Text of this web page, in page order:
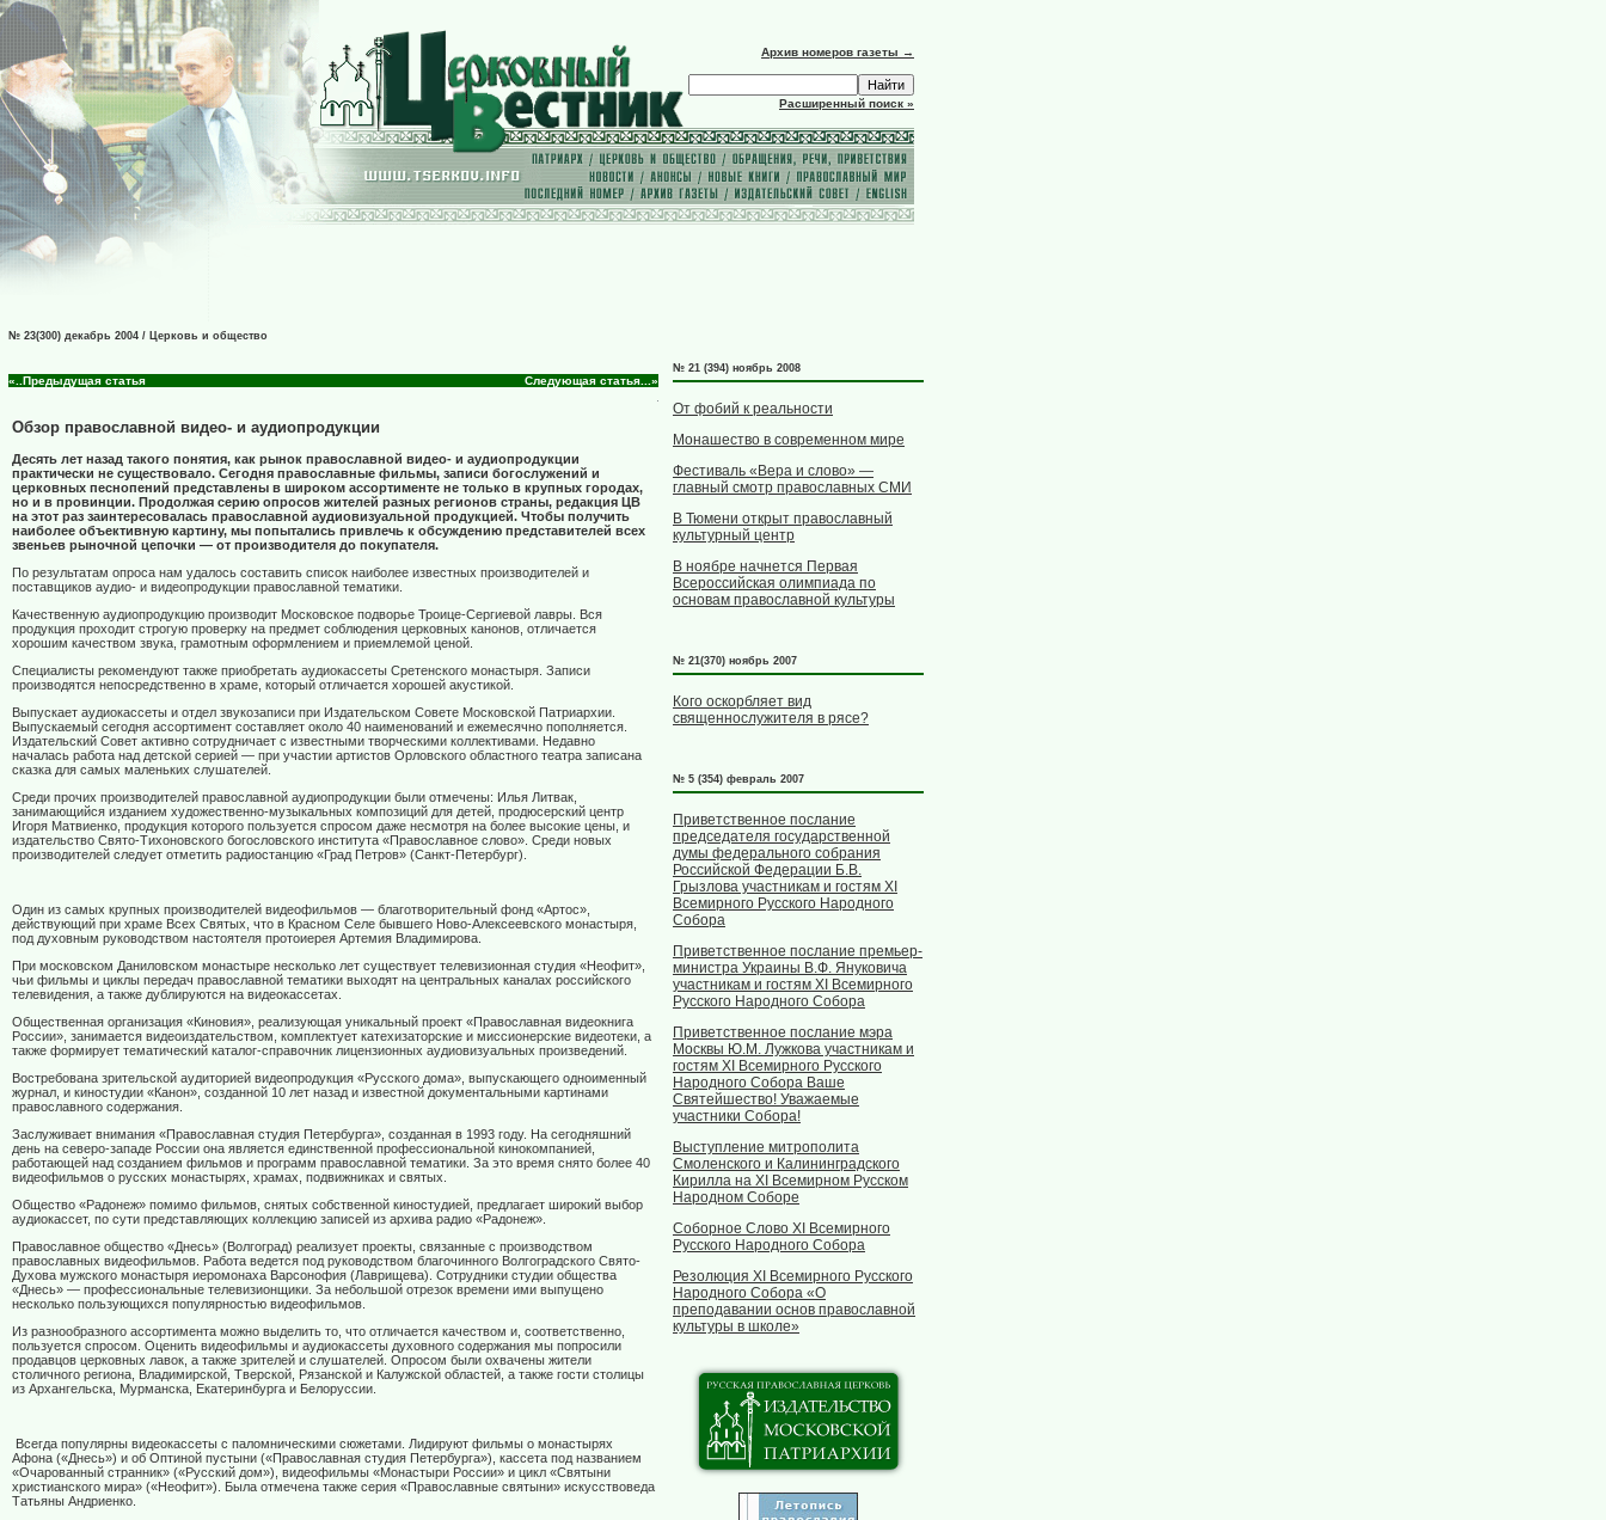
Архив номеров газеты →
Расширенный поиск »
№ 23(300) декабрь 2004 / Церковь и общество
«..Предыдущая статья Следующая статья...»
Обзор православной видео- и аудиопродукции
Десять лет назад такого понятия, как рынок православной видео- и аудиопродукции
практически не существовало. Сегодня православные фильмы, записи богослужений и
церковных песнопений представлены в широком ассортименте не только в крупных городах,
но и в провинции. Продолжая серию опросов жителей разных регионов страны, редакция ЦВ
на этот раз заинтересовалась православной аудиовизуальной продукцией. Чтобы получить
наиболее объективную картину, мы попытались привлечь к обсуждению представителей всех
звеньев рыночной цепочки — от производителя до покупателя.
По результатам опроса нам удалось составить список наиболее известных производителей и
поставщиков аудио- и видеопродукции православной тематики.
Качественную аудиопродукцию производит Московское подворье Троице-Сергиевой лавры. Вся
продукция проходит строгую проверку на предмет соблюдения церковных канонов, отличается
хорошим качеством звука, грамотным оформлением и приемлемой ценой.
Специалисты рекомендуют также приобретать аудиокассеты Сретенского монастыря. Записи
производятся непосредственно в храме, который отличается хорошей акустикой.
Выпускает аудиокассеты и отдел звукозаписи при Издательском Совете Московской Патриархии.
Выпускаемый сегодня ассортимент составляет около 40 наименований и ежемесячно пополняется.
Издательский Совет активно сотрудничает с известными творческими коллективами. Недавно
началась работа над детской серией — при участии артистов Орловского областного театра записана
сказка для самых маленьких слушателей.
Среди прочих производителей православной аудиопродукции были отмечены: Илья Литвак,
занимающийся изданием художественно-музыкальных композиций для детей, продюсерский центр
Игоря Матвиенко, продукция которого пользуется спросом даже несмотря на более высокие цены, и
издательство Свято-Тихоновского богословского института «Православное слово». Среди новых
производителей следует отметить радиостанцию «Град Петров» (Санкт-Петербург).
Один из самых крупных производителей видеофильмов — благотворительный фонд «Артос»,
действующий при храме Всех Святых, что в Красном Селе бывшего Ново-Алексеевского монастыря,
под духовным руководством настоятеля протоиерея Артемия Владимирова.
При московском Даниловском монастыре несколько лет существует телевизионная студия «Неофит»,
чьи фильмы и циклы передач православной тематики выходят на центральных каналах российского
телевидения, а также дублируются на видеокассетах.
Общественная организация «Киновия», реализующая уникальный проект «Православная видеокнига
России», занимается видеоиздательством, комплектует катехизаторские и миссионерские видеотеки, а
также формирует тематический каталог-справочник лицензионных аудиовизуальных произведений.
Востребована зрительской аудиторией видеопродукция «Русского дома», выпускающего одноименный
журнал, и киностудии «Канон», созданной 10 лет назад и известной документальными картинами
православного содержания.
Заслуживает внимания «Православная студия Петербурга», созданная в 1993 году. На сегодняшний
день на северо-западе России она является единственной профессиональной кинокомпанией,
работающей над созданием фильмов и программ православной тематики. За это время снято более 40
видеофильмов о русских монастырях, храмах, подвижниках и святых.
Общество «Радонеж» помимо фильмов, снятых собственной киностудией, предлагает широкий выбор
аудиокассет, по сути представляющих коллекцию записей из архива радио «Радонеж».
Православное общество «Днесь» (Волгоград) реализует проекты, связанные с производством
православных видеофильмов. Работа ведется под руководством благочинного Волгоградского Свято-
Духова мужского монастыря иеромонаха Варсонофия (Лаврищева). Сотрудники студии общества
«Днесь» — профессиональные телевизионщики. За небольшой отрезок времени ими выпущено
несколько пользующихся популярностью видеофильмов.
Из разнообразного ассортимента можно выделить то, что отличается качеством и, соответственно,
пользуется спросом. Оценить видеофильмы и аудиокассеты духовного содержания мы попросили
продавцов церковных лавок, а также зрителей и слушателей. Опросом были охвачены жители
столичного региона, Владимирской, Тверской, Рязанской и Калужской областей, а также гости столицы
из Архангельска, Мурманска, Екатеринбурга и Белоруссии.
Всегда популярны видеокассеты с паломническими сюжетами. Лидируют фильмы о монастырях
Афона («Днесь») и об Оптиной пустыни («Православная студия Петербурга»), кассета под названием
«Очарованный странник» («Русский дом»), видеофильмы «Монастыри России» и цикл «Святыни
христианского мира» («Неофит»). Была отмечена также серия «Православные святыни» искусствоведа
Татьяны Андриенко.
№ 21 (394) ноябрь 2008
От фобий к реальности
Монашество в современном мире
Фестиваль «Вера и слово» —
главный смотр православных СМИ
В Тюмени открыт православный
культурный центр
В ноябре начнется Первая
Всероссийская олимпиада по
основам православной культуры
№ 21(370) ноябрь 2007
Кого оскорбляет вид
священнослужителя в рясе?
№ 5 (354) февраль 2007
Приветственное послание
председателя государственной
думы федерального собрания
Российской Федерации Б.В.
Грызлова участникам и гостям XI
Всемирного Русского Народного
Собора
Приветственное послание премьер-
министра Украины В.Ф. Януковича
участникам и гостям XI Всемирного
Русского Народного Собора
Приветственное послание мэра
Москвы Ю.М. Лужкова участникам и
гостям XI Всемирного Русского
Народного Собора Ваше
Святейшество! Уважаемые
участники Собора!
Выступление митрополита
Смоленского и Калининградского
Кирилла на XI Всемирном Русском
Народном Соборе
Соборное Слово XI Всемирного
Русского Народного Собора
Резолюция XI Всемирного Русского
Народного Собора «О
преподавании основ православной
культуры в школе»